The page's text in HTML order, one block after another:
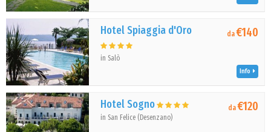
Hotel Spiaggia d'Oro
in Salò
da€140
Info
Hotel Sogno
in San Felice (Desenzano)
da€120